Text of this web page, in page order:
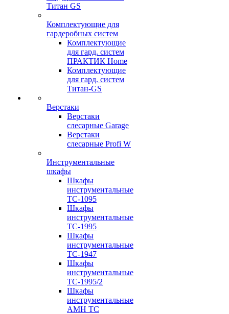
Титан GS
Комплектующие для
гардеробных систем
Комплектующие
для гард. систем
ПРАКТИК Home
Комплектующие
для гард. систем
Титан-GS
Верстаки
Верстаки
слесарные Garage
Верстаки
слесарные Profi W
Инструментальные
шкафы
Шкафы
инструментальные
TC-1095
Шкафы
инструментальные
TC-1995
Шкафы
инструментальные
TC-1947
Шкафы
инструментальные
TC-1995/2
Шкафы
инструментальные
AMH TC